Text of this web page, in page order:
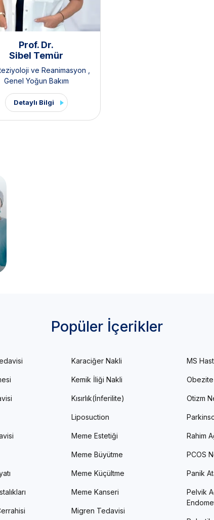
Prof. Dr.
Sibel Temür
ve Reanimasyon
Genel Yoğun Bakım
Detaylı Bilgi
Popüler İçerikler
Karaciğer Nakli
Kemik İliği Nakli
Kısırlık(İnferilite)
Liposuction
Meme Estetiği
Meme Büyütme
Meme Küçültme
Meme Kanseri
Migren Tedavisi
MS
Otizm
Rahim
PCOS
Panik
Pelvik